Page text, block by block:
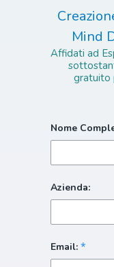
Mind
Affidati ad
gratuito
Nome
Azienda:
Email: *